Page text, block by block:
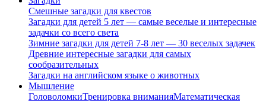
Смешные загадки для квестов
Загадки для детей 5 лет — самые веселые и интересные
задачки со всего света
Зимние загадки для детей 7-8 лет — 30 веселых задачек
Древние интересные загадки для самых
сообразительных
Загадки на английском языке о животных
Мышление
ГоловоломкиТренировка вниманияМатематическая